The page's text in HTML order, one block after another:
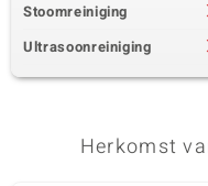
Stoomreiniging
Ultrasoonreiniging
Herkomst